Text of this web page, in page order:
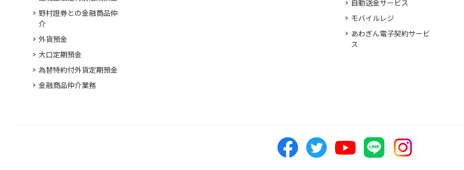
野村證券との金融商品仲
介
外貨預金
大口定期預金
為替特約付外貨定期預金
金融商品仲介業務
自動送金サービス
モバイルレジ
あわぎん電子契約サービ
ス